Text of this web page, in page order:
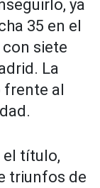
ya
35 en el
siete
La
frente al
el título,
triunfos de